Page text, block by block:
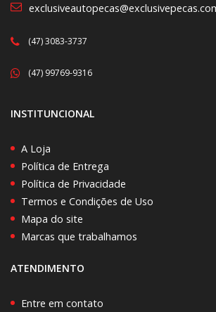
(47) 3083-3737
(47) 99769-9316
INSTITUNCIONAL
A Loja
Política de Entrega
Política de Privacidade
Termos e Condições de Uso
Mapa do site
Marcas que trabalhamos
ATENDIMENTO
Entre em contato